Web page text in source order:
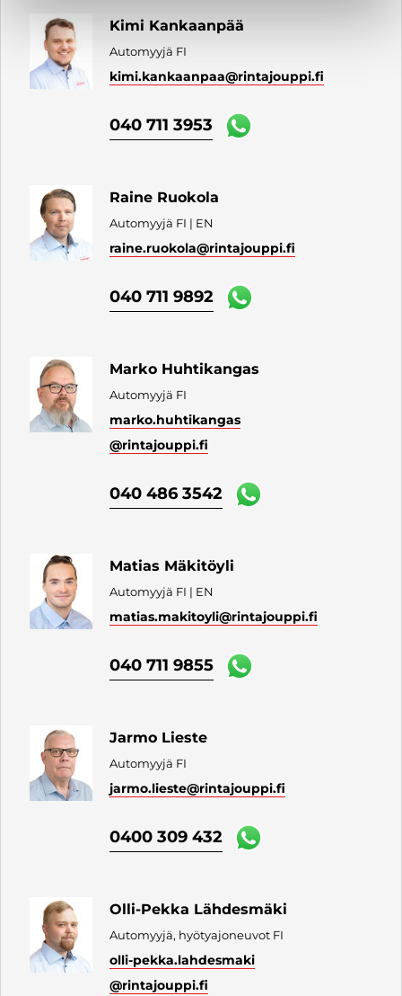
Kimi Kankaanpää
Automyyjä FI
kimi.kankaanpaa@rintajouppi.fi
040 711 3953
Raine Ruokola
Automyyjä FI | EN
raine.ruokola@rintajouppi.fi
040 711 9892
Marko Huhtikangas
Automyyjä FI
marko.huhtikangas
@rintajouppi.fi
040 486 3542
Matias Mäkitöyli
Automyyjä FI | EN
matias.makitoyli@rintajouppi.fi
040 711 9855
Jarmo Lieste
Automyyjä FI
jarmo.lieste@rintajouppi.fi
0400 309 432
Olli-Pekka Lähdesmäki
Automyyjä, hyötyajoneuvot FI
olli-pekka.lahdesmaki
@rintajouppi.fi